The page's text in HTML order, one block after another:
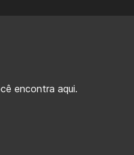
encontra aqui.